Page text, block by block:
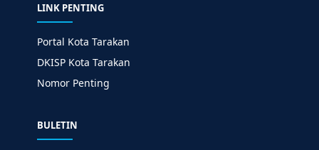
LINK PENTING
Portal Kota Tarakan
DKISP Kota Tarakan
Nomor Penting
BULETIN